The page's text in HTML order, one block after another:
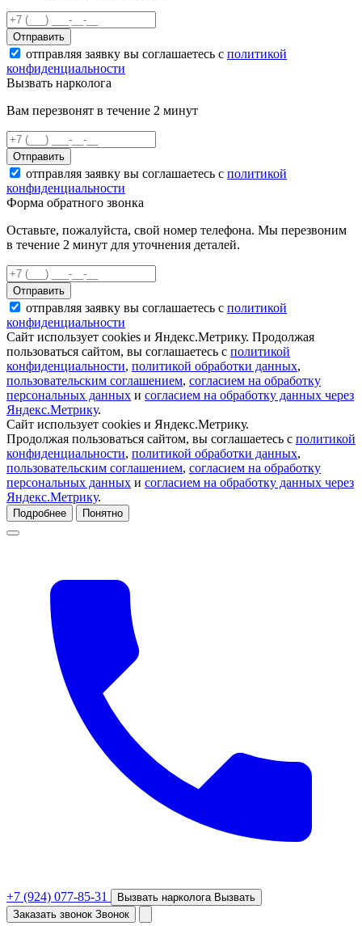
Отправить
отправляя заявку вы соглашаетесь с политикой
конфиденциальности
Вызвать нарколога
Вам перезвонят в течение 2 минут
Отправить
отправляя заявку вы соглашаетесь с политикой
конфиденциальности
Форма обратного звонка
Оставьте, пожалуйста, свой номер телефона. Мы перезвоним
в течение 2 минут для уточнения деталей.
Отправить
отправляя заявку вы соглашаетесь с политикой
конфиденциальности
Сайт использует cookies и Яндекс.Метрику. Продолжая
пользоваться сайтом, вы соглашаетесь с политикой
конфиденциальности, политикой обработки данных,
пользовательским соглашением, согласием на обработку
персональных данных и согласием на обработку данных через
Яндекс.Метрику.
Сайт использует cookies и Яндекс.Метрику.
Продолжая пользоваться сайтом, вы соглашаетесь с политикой
конфиденциальности, политикой обработки данных,
пользовательским соглашением, согласием на обработку
персональных данных и согласием на обработку данных через
Яндекс.Метрику.
Подробнее Понятно
+7 (924) 077-85-31 Вызвать нарколога Вызвать
Заказать звонок Звонок